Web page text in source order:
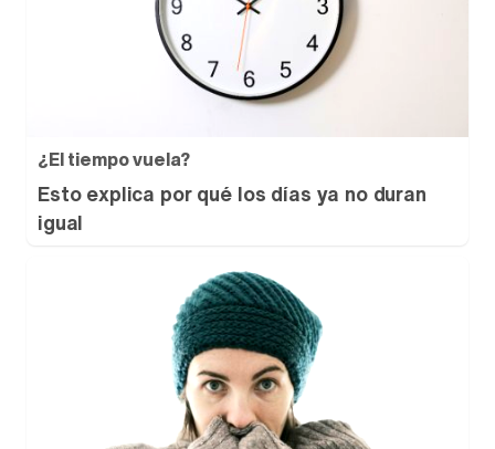
¿El tiempo vuela?
Esto explica por qué los días ya no duran
igual